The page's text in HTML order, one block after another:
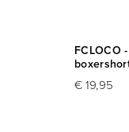
FCLOCO
€ 19,95